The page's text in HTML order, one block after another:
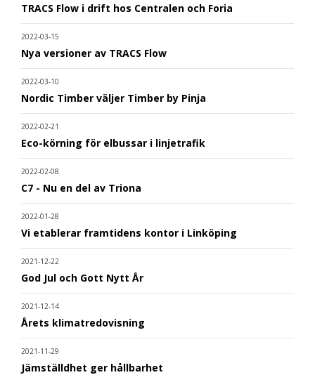
TRACS Flow i drift hos Centralen och Foria
2022-03-15
Nya versioner av TRACS Flow
2022-03-10
Nordic Timber väljer Timber by Pinja
2022-02-21
Eco-körning för elbussar i linjetrafik
2022-02-08
C7 - Nu en del av Triona
2022-01-28
Vi etablerar framtidens kontor i Linköping
2021-12-22
God Jul och Gott Nytt År
2021-12-14
Årets klimatredovisning
2021-11-29
Jämställdhet ger hållbarhet